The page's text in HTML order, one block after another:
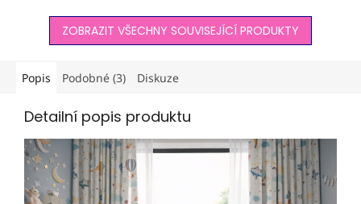
restaurace. Kvalitní
přírodní materiál...
vysokou kvalitu, dlouhou
životnost a...
ZOBRAZIT VŠECHNY SOUVISEJÍCÍ PRODUKTY
Popis Podobné (3) Diskuze
Detailní popis produktu